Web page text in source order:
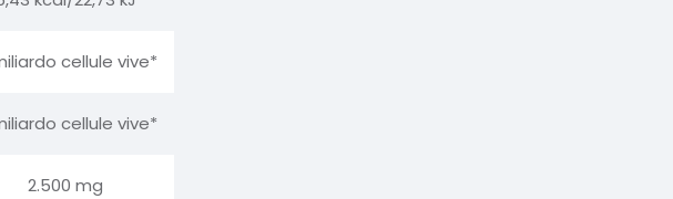
cellule vive*
cellule vive*
2.500 mg